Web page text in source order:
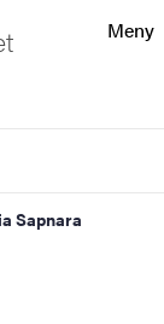
Meny
Sapnara